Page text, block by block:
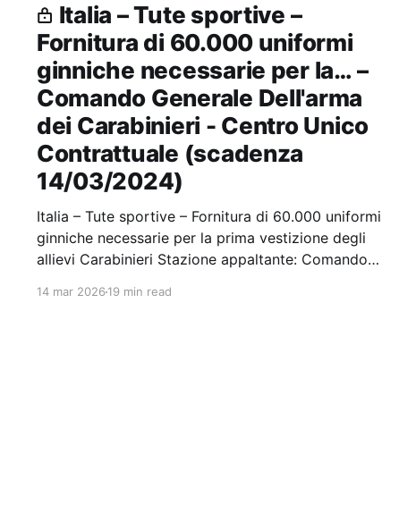
Italia – Tute sportive –
Fornitura di 60.000 uniformi
ginniche necessarie per la… –
Comando Generale Dell'arma
dei Carabinieri - Centro Unico
Contrattuale (scadenza
14/03/2024)
Italia – Tute sportive – Fornitura di 60.000 uniformi
ginniche necessarie per la prima vestizione degli
allievi Carabinieri Stazione appaltante: Comando
14 mar 202619 min read